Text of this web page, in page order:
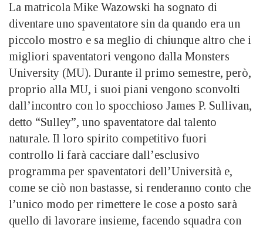
La matricola Mike Wazowski ha sognato di
diventare uno spaventatore sin da quando era un
piccolo mostro e sa meglio di chiunque altro che i
migliori spaventatori vengono dalla Monsters
University (MU). Durante il primo semestre, però,
proprio alla MU, i suoi piani vengono sconvolti
dall’incontro con lo spocchioso James P. Sullivan,
detto “Sulley”, uno spaventatore dal talento
naturale. Il loro spirito competitivo fuori
controllo li farà cacciare dall’esclusivo
programma per spaventatori dell’Università e,
come se ciò non bastasse, si renderanno conto che
l’unico modo per rimettere le cose a posto sarà
quello di lavorare insieme, facendo squadra con